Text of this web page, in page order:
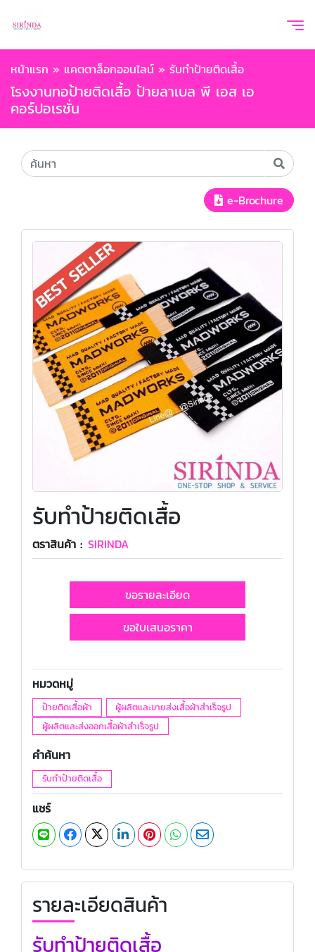
หน้าแรก » แคตตาล็อกออนไลน์ » รับทำป้ายติดเสื้อ
โรงงานทอป้ายติดเสื้อ ป้ายลาเบล พี เอส เอ
คอร์ปอเรชั่น
e-Brochure
รับทำป้ายติดเสื้อ
ตราสินค้า : SIRINDA
ขอรายละเอียด
ขอใบเสนอราคา
หมวดหมู่
ป้ายติดเสื้อผ้า
ผู้ผลิตและขายส่งเสื้อผ้าสำเร็จรูป
ผู้ผลิตและส่งออกเสื้อผ้าสำเร็จรูป
คำค้นหา
รับทำป้ายติดเสื้อ
แชร์
รายละเอียดสินค้า
รับทำป้ายติดเสื้อ